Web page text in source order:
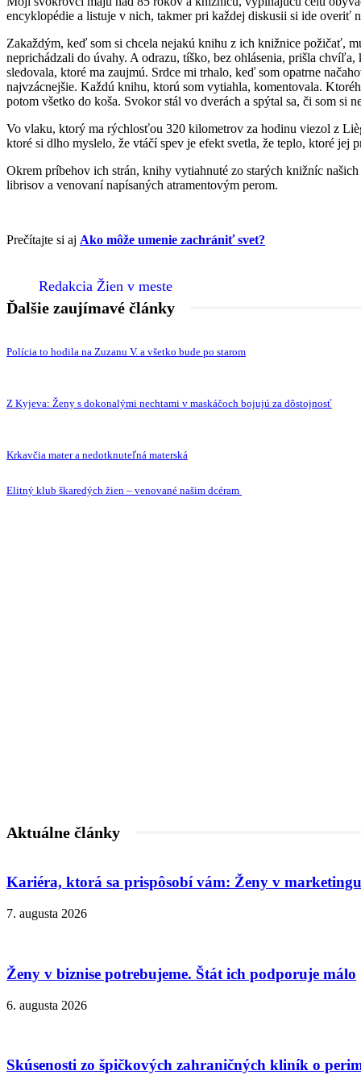
encyklopédie a listuje v nich, takmer pri každej diskusii si ide
Zakaždým, keď som si chcela nejakú knihu z ich knižnice požičať,
neprichádzali do úvahy. A odrazu, tíško, bez ohlásenia, prišla
sledovala, ktoré ma zaujmú. Srdce mi trhalo, keď som opatrne
najvzácnejšie. Každú knihu, ktorú som vytiahla, komentovala.
potom všetko do koša. Svokor stál vo dverách a spýtal sa, či som
Vo vlaku, ktorý ma rýchlosťou 320 kilometrov za hodinu viezol z
ktoré si dlho myslelo, že vtáčí spev je efekt svetla, že teplo, ktoré
Okrem príbehov ich strán, knihy vytiahnuté zo starých knižníc
librisov a venovaní napísaných atramentovým perom.
Prečítajte si aj Ako môže umenie zachrániť svet?
Redakcia Žien v meste
Ďalšie zaujímavé články
Polícia to hodila na Zuzanu V. a všetko bude po starom
Z Kyjeva: Ženy s dokonalými nechtami v maskáčoch bojujú za dôstojnosť
Krkavčia mater a nedotknuteľná materská
Elitný klub škaredých žien – venované našim dcéram
Aktuálne články
Kariéra, ktorá sa prispôsobí vám: Ženy v
7. augusta 2026
Ženy v biznise potrebujeme. Štát ich podporuje málo
6. augusta 2026
Skúsenosti zo špičkových zahraničných kliník o